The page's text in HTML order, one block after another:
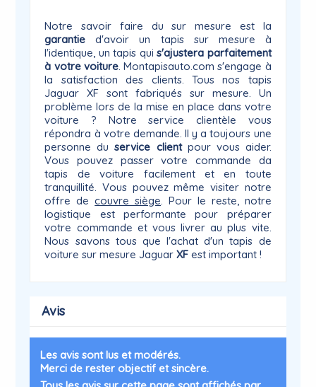
Notre savoir faire du sur mesure est la
garantie d'avoir un tapis sur mesure à
l'identique, un tapis quis'ajustera parfaitement
à votre voiture. Montapisauto.com s'engage à
la satisfaction des clients. Tous nos tapis
Jaguar XF sont fabriqués sur mesure. Un
problème lors de la mise en place dans votre
voiture ? Notre service clientèle vous
répondra à votre demande. Il y a toujours une
personne duservice clientpour vous aider.
Vous pouvez passer votre commande da
tapis de voiture facilement et en toute
tranquillité. Vous pouvez même visiter notre
offre decouvre siège. Pour le reste, notre
logistique est performante pour préparer
votre commande et vous livrer au plus vite.
Nous savons tous que l'achat d'un tapis de
voiture sur mesure Jaguar XF est important !
Avis
Les avis sont lus et modérés.
Merci de rester objectif et sincère.